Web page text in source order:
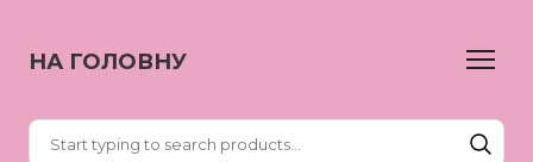
НА ГОЛОВНУ